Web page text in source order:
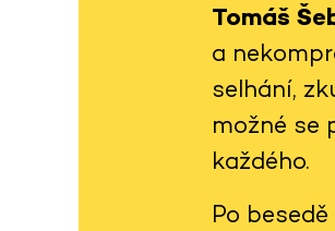
Tomáš
a
selhání,
možné se
každého.
Po